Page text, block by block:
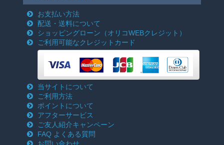
お支払い方法
配送・送料について
ショッピングローン （オリコWEBクレジット）
ご利用可能なクレジットカード
当サイトについて
ご利用方法
ポイントについて
アフターサービス
ご友人紹介キャンペーン
FAQ よくある質問